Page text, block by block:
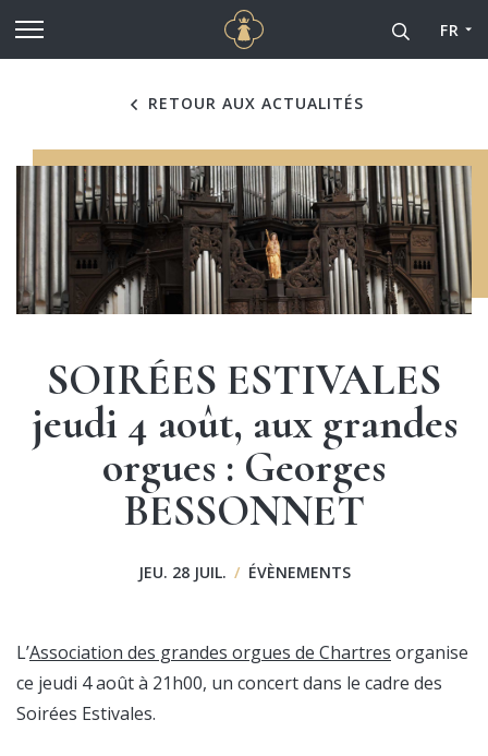
Aller au contenu principal Cathédrale Notre-Dame
FR
RETOUR AUX ACTUALITÉS
SOIRÉES ESTIVALES
jeudi 4 août, aux grandes
orgues : Georges
BESSONNET
JEU. 28 JUIL. / ÉVÈNEMENTS
L’Association des grandes orgues de Chartres organise
ce jeudi 4 août à 21h00, un concert dans le cadre des
Soirées Estivales.